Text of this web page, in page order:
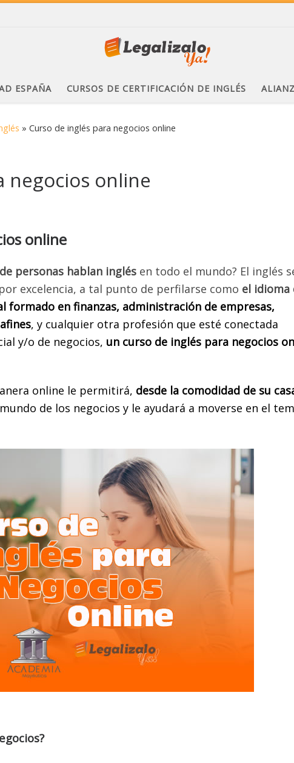
ESPAÑA CURSOS DE CERTIFICACIÓN DE INGLÉS
» Curso de inglés para negocios online
negocios online
online
personas hablan inglés en todo el mundo? El inglés
excelencia, a tal punto de perfilarse como el idioma
formado en finanzas, administración de empresas,
, y cualquier otra profesión que esté conectada
y/o de negocios, un curso de inglés para negocios
online le permitirá, desde la comodidad de su
de los negocios y le ayudará a moverse en el